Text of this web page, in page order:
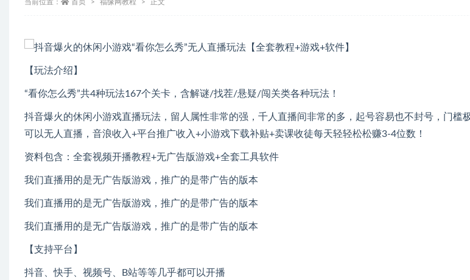
当前位置： 首页 福缘网教程 正文
【玩法介绍】
“看你怎么秀”共4种玩法167个关卡，含解谜/找茬/悬疑/闯关类各种玩法！
抖音爆火的休闲小游戏直播玩法，留人属性非常的强，千人直播间非常的多，起号容易也不封号，门槛
可以无人直播，音浪收入+平台推广收入+小游戏下载补贴+卖课收徒每天轻轻松松赚3-4位数！
资料包含：全套视频开播教程+无广告版游戏+全套工具软件
我们直播用的是无广告版游戏，推广的是带广告的版本
我们直播用的是无广告版游戏，推广的是带广告的版本
我们直播用的是无广告版游戏，推广的是带广告的版本
【支持平台】
抖音、快手、视频号、B站等等几乎都可以开播